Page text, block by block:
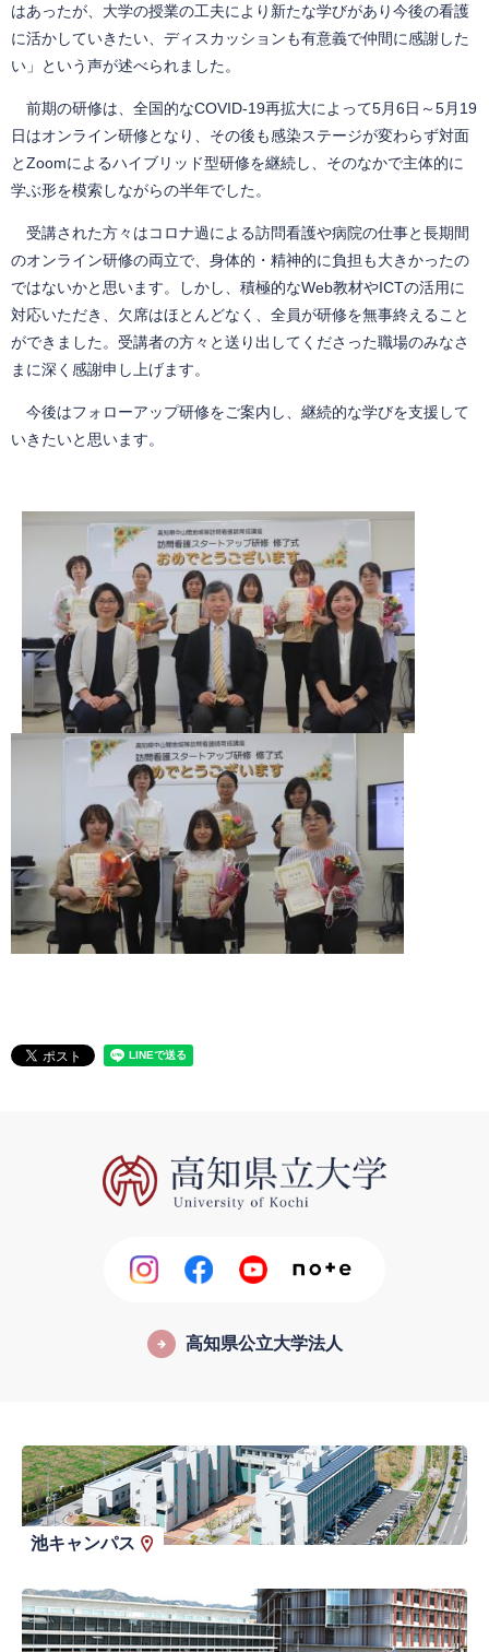
はあったが、大学の授業の工夫により新たな学びがあり今後の看護
に活かしていきたい、ディスカッションも有意義で仲間に感謝した
い」という声が述べられました。
前期の研修は、全国的なCOVID-19再拡大によって5月6日～5月19
日はオンライン研修となり、その後も感染ステージが変わらず対面
とZoomによるハイブリッド型研修を継続し、そのなかで主体的に
学ぶ形を模索しながらの半年でした。
受講された方々はコロナ過による訪問看護や病院の仕事と長期間
のオンライン研修の両立で、身体的・精神的に負担も大きかったの
ではないかと思います。しかし、積極的なWeb教材やICTの活用に
対応いただき、欠席はほとんどなく、全員が研修を無事終えること
ができました。受講者の方々と送り出してくださった職場のみなさ
まに深く感謝申し上げます。
今後はフォローアップ研修をご案内し、継続的な学びを支援して
いきたいと思います。
高知県公立大学法人
池キャンパス